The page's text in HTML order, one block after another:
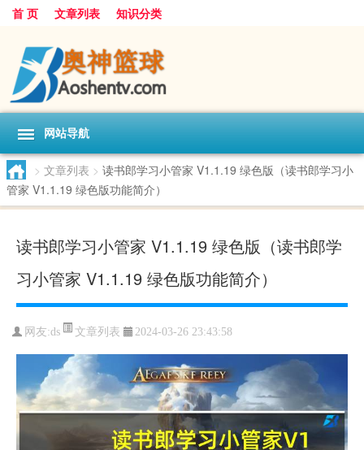
首 页 文章列表 知识分类
网站导航
> 文章列表 > 读书郎学习小管家 V1.1.19 绿色版（读书郎学习小
管家 V1.1.19 绿色版功能简介）
读书郎学习小管家 V1.1.19 绿色版（读书郎学
习小管家 V1.1.19 绿色版功能简介）
网友:ds 文章列表 2024-03-26 23:43:58